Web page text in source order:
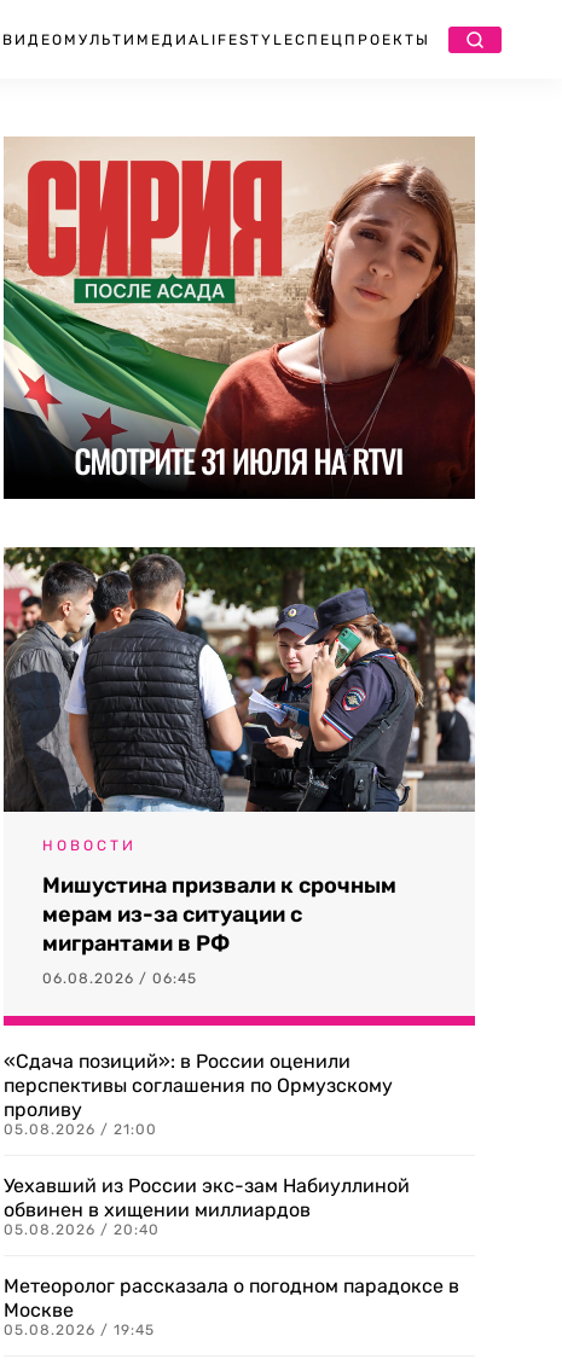
ВИДЕО МУЛЬТИМЕДИА LIFESTYLEСПЕЦПРОЕКТЫ
НОВОСТИ
Мишустина призвали к срочным
мерам из-за ситуации с
мигрантами в РФ
06.08.2026 / 06:45
«Сдача позиций»: в России оценили
перспективы соглашения по Ормузскому
проливу
05.08.2026 / 21:00
Уехавший из России экс-зам Набиуллиной
обвинен в хищении миллиардов
05.08.2026 / 20:40
Метеоролог рассказала о погодном парадоксе в
Москве
05.08.2026 / 19:45